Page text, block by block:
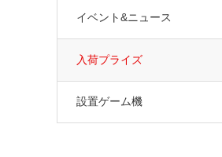
イベント&ニュース
入荷プライズ
設置ゲーム機